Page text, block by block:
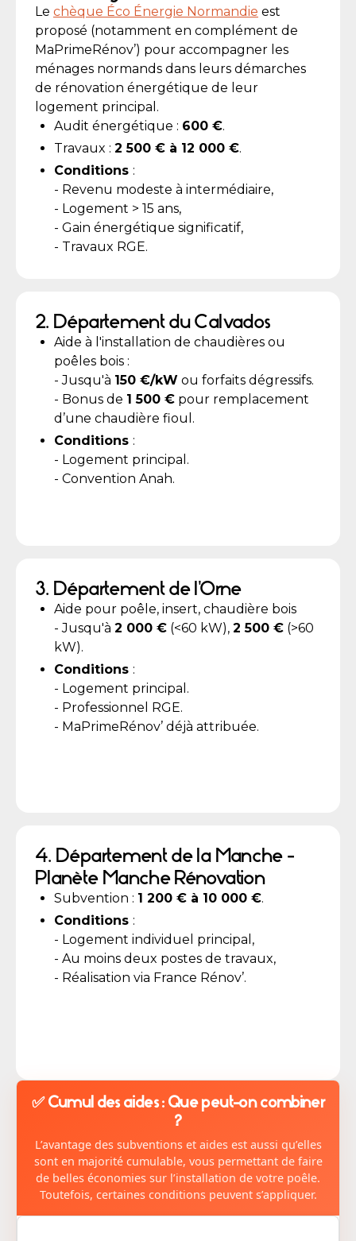
Le chèque Éco Énergie Normandie est
proposé (notamment en complément de
MaPrimeRénov’) pour accompagner les
ménages normands dans leurs démarches
de rénovation énergétique de leur
logement principal.
Audit énergétique : 600 €.
Travaux : 2 500 € à 12 000 €.
Conditions :
- Revenu modeste à intermédiaire,
- Logement > 15 ans,
- Gain énergétique significatif,
- Travaux RGE.
2. Département du Calvados
Aide à l'installation de chaudières ou
poêles bois :
- Jusqu'à 150 €/kW ou forfaits dégressifs.
- Bonus de 1 500 € pour remplacement
d’une chaudière fioul.
Conditions :
- Logement principal.
- Convention Anah.
3. Département de l'Orne
Aide pour poêle, insert, chaudière bois
- Jusqu'à 2 000 € (<60 kW), 2 500 € (>60
kW).
Conditions :
- Logement principal.
- Professionnel RGE.
- MaPrimeRénov’ déjà attribuée.
4. Département de la Manche -
Planète Manche Rénovation
Subvention : 1 200 € à 10 000 €.
Conditions :
- Logement individuel principal,
- Au moins deux postes de travaux,
- Réalisation via France Rénov’.
✅ Cumul des aides : Que peut-on combiner
?
L’avantage des subventions et aides est aussi qu’elles
sont en majorité cumulable, vous permettant de faire
de belles économies sur l’installation de votre poêle.
Toutefois, certaines conditions peuvent s’appliquer.